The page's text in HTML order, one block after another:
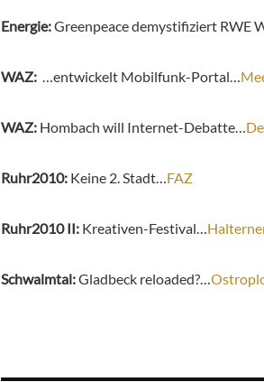
Energie:Greenpeace demystifiziert RWE
WAZ: …entwickelt Mobilfunk-Portal…
WAZ: Hombach will Internet-Debatte…
Ruhr2010: Keine 2. Stadt… FAZ
Ruhr2010 II: Kreativen-Festival…
Schwalmtal:Gladbeck reloaded?…